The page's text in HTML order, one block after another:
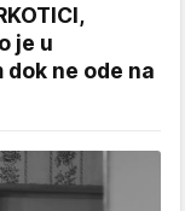
je u
dok ne ode na